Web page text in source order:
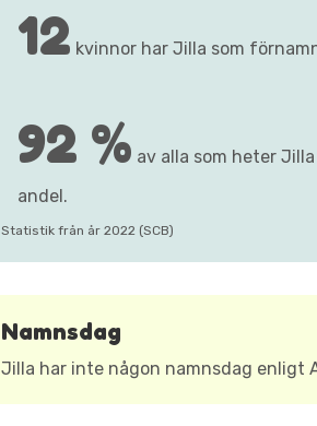
12 kvinnor har Jilla som
92 % av alla som heter
andel.
Statistik från år 2022 (SCB)
Namnsdag
Jilla har inte någon namnsdag enligt